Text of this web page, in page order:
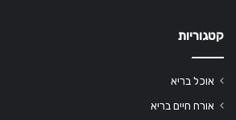
קטגוריות
אוכל בריא
אורח חיים בריא